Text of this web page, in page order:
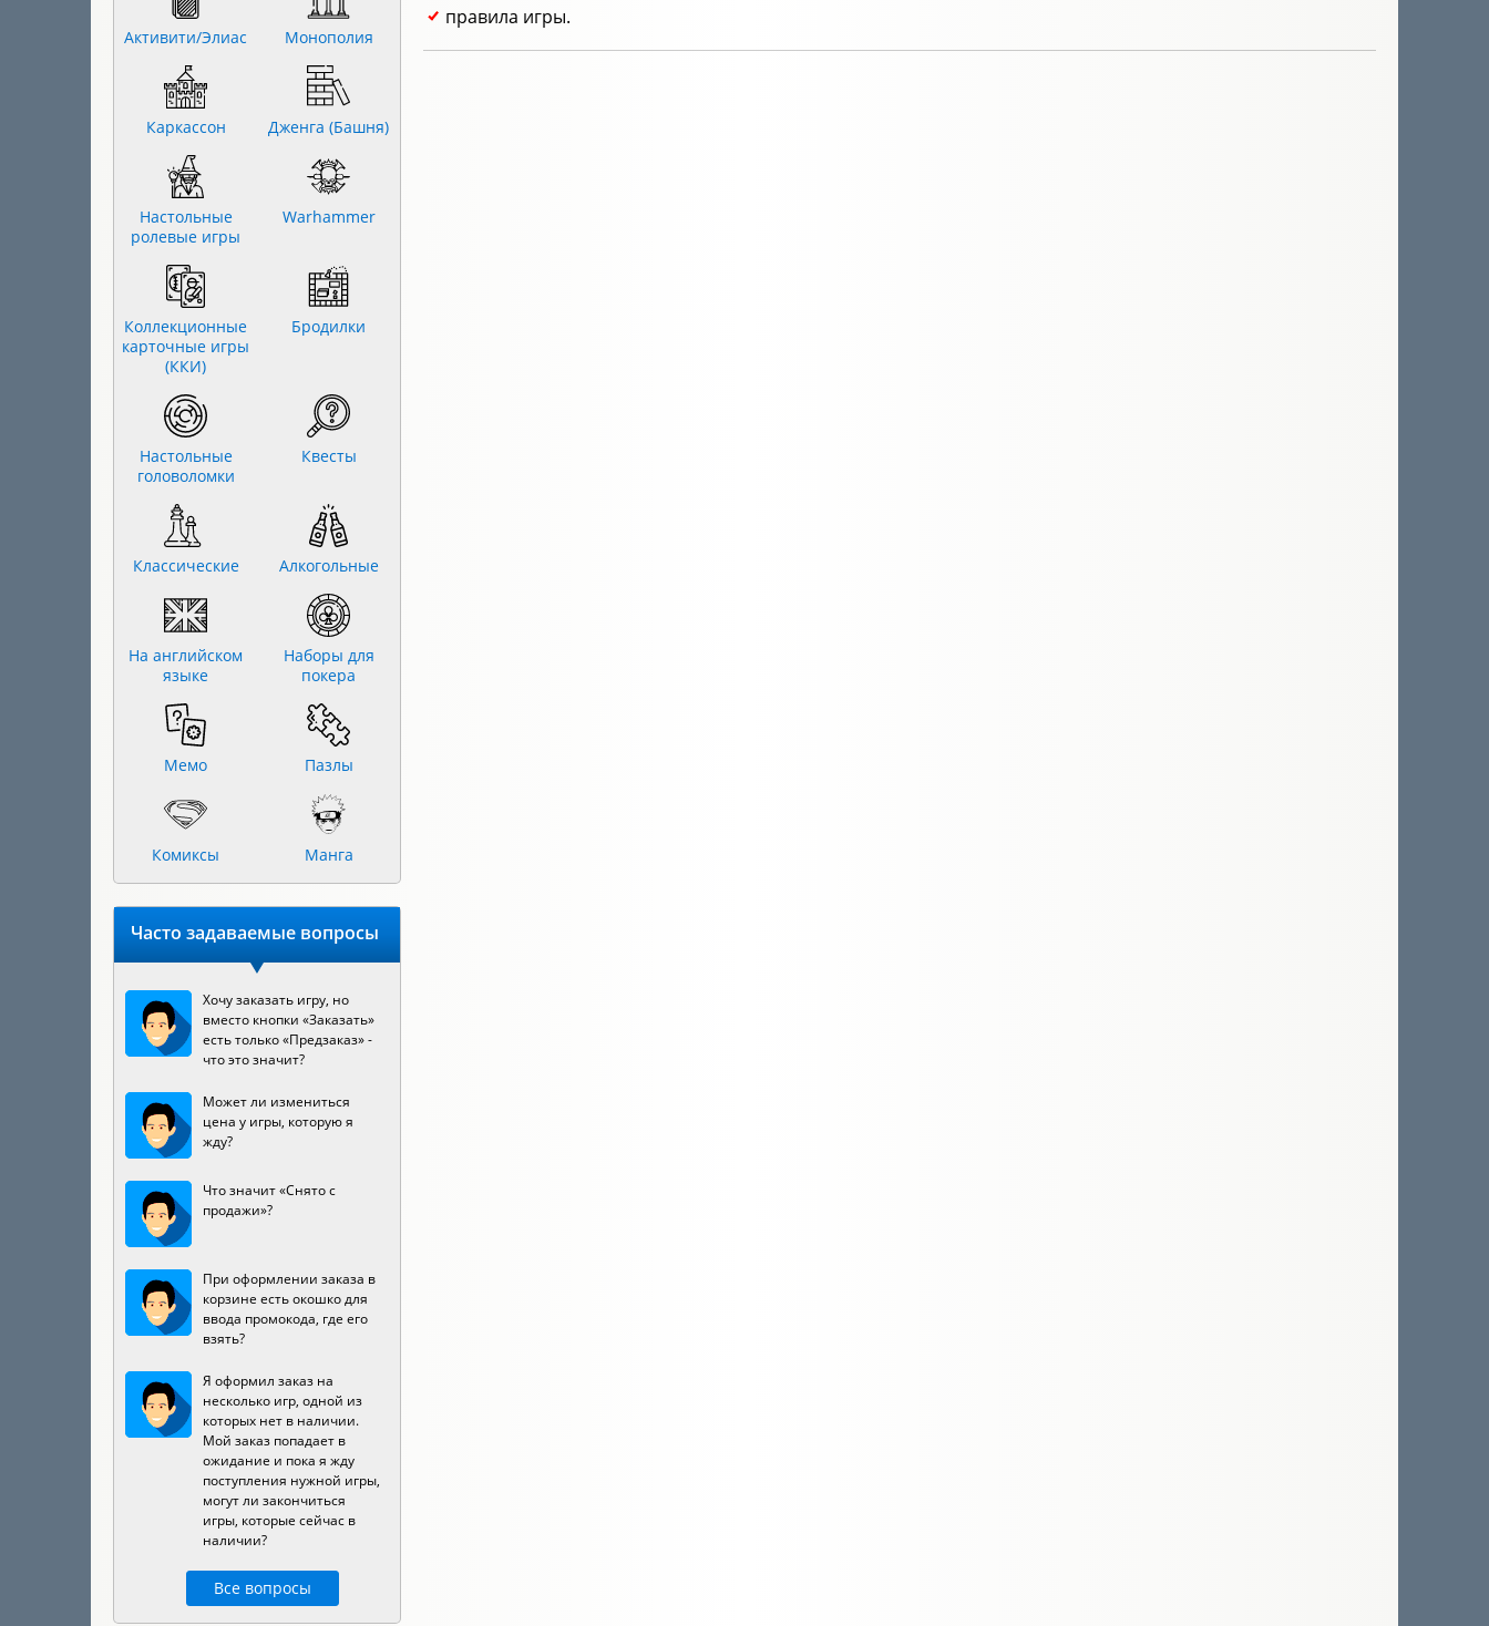
правила игры.
Активити/Элиас Монополия
Каркассон Дженга (Башня)
Настольные
ролевые игры
Warhammer
Коллекционные
карточные игры
(ККИ)
Бродилки
Настольные
головоломки
Квесты
Классические Алкогольные
На английском
языке
Наборы для
покера
Мемо Пазлы
Комиксы Манга
Часто задаваемые вопросы
Хочу заказать игру, но
вместо кнопки «Заказать»
есть только «Предзаказ» -
что это значит?
Может ли измениться
цена у игры, которую я
жду?
Что значит «Снято с
продажи»?
При оформлении заказа в
корзине есть окошко для
ввода промокода, где его
взять?
Я оформил заказ на
несколько игр, одной из
которых нет в наличии.
Мой заказ попадает в
ожидание и пока я жду
поступления нужной игры,
могут ли закончиться
игры, которые сейчас в
наличии?
Все вопросы